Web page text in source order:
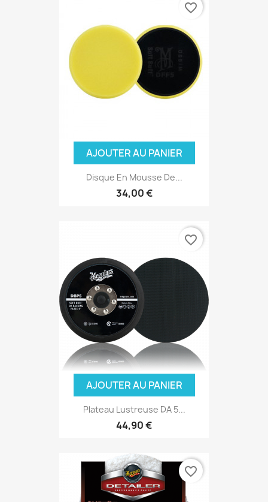
AJOUTER AU PANIER
Disque En Mousse De...
34,00 €
favorite_border
AJOUTER AU PANIER
Plateau Lustreuse DA 5...
44,90 €
favorite_border
favorite_border